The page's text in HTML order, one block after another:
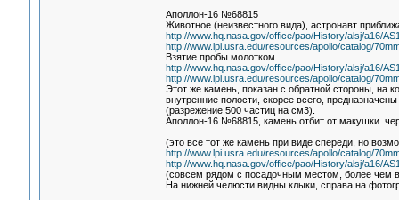
Аполлон-16 №68815
Животное (неизвестного вида), астронавт
http://www.hq.nasa.gov/office/pao/History/alsj/a16/
http://www.lpi.usra.edu/resources/apollo/catalog/
Взятие пробы молотком.
http://www.hq.nasa.gov/office/pao/History/alsj/a16/
http://www.lpi.usra.edu/resources/apollo/catalog/
Этот же камень, показан с обратной стороны, на
внутренние полости, скорее всего,
(разрежение 500 частиц на см3).
Аполлон-16 №68815, камень отбит от макушки
(это все тот же камень при виде спереди, но
http://www.lpi.usra.edu/resources/apollo/catalog/
http://www.hq.nasa.gov/office/pao/History/alsj/a16/
(совсем рядом с посадочным местом, более чем
На нижней челюсти видны клыки, справа на